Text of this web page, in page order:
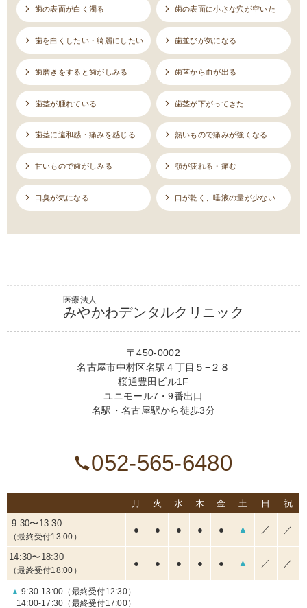
歯の表面が白く濁る 歯の表面に小さな穴が空いた
歯を白くしたい・綺麗にしたい 歯並びが気になる
歯磨きをすると歯がしみる 歯茎から血が出る
歯茎が腫れている 歯茎が下がってきた
歯茎に違和感・痛みを感じる 熱いもので痛みが強くなる
甘いもので歯がしみる 顎が疲れる・痛む
口臭が気になる 口が乾く、唾液の量が少ない
医療法人
みやかわデンタルクリニック
〒450-0002
名古屋市中村区名駅４丁目５−２８
桜通豊田ビル1F
ユニモール7・9番出口
名駅・名古屋駅から徒歩3分
052-565-6480
月 火 水 木 金 土 日
祝
9:30〜13:30
（最終受付13:00）
● ● ● ● ● ▲ ／ ／
14:30〜18:30
（最終受付18:00）
● ● ● ● ● ▲ ／ ／
▲ 9:30-13:00（最終受付12:30）
14:00-17:30（最終受付17:00）